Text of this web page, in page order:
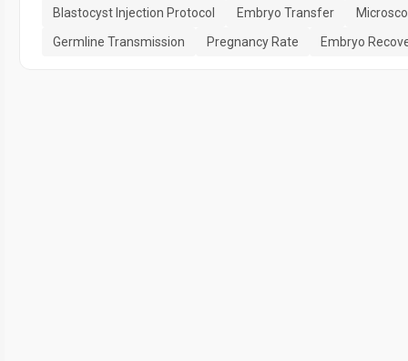
Blastocyst Injection Protocol
Embryo Transfer
Germline Transmission
Pregnancy Rate Embryo